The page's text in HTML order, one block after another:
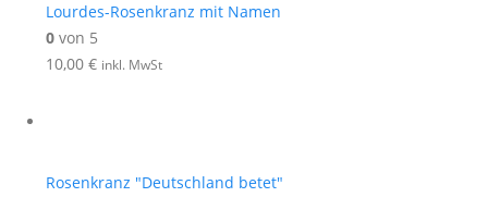
Lourdes-Rosenkranz mit Namen
0 von 5
10,00 € inkl. MwSt
Rosenkranz "Deutschland betet"